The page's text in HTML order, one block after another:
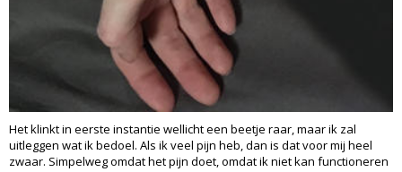
Het klinkt in eerste instantie wellicht een beetje raar, maar ik zal
uitleggen wat ik bedoel. Als ik veel pijn heb, dan is dat voor mij heel
zwaar. Simpelweg omdat het pijn doet, omdat ik niet kan functioneren